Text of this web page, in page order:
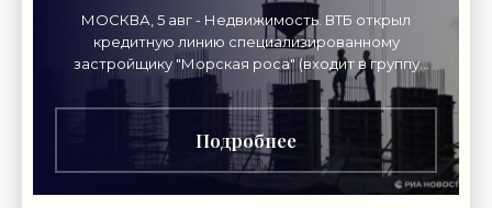
МОСКВА, 5 авг - Недвижимость. ВТБ открыл
кредитную линию специализированному
застройщику "Морская роса" (входит в группу
"Монолит") в 2,7 миллиарда рублей для
Подробнее